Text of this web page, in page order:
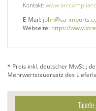
Kontakt:
E-Mail: john@sa-
Webseite: https://
* Preis inkl. deutscher MwSt.;
Mehrwertsteuersatz des